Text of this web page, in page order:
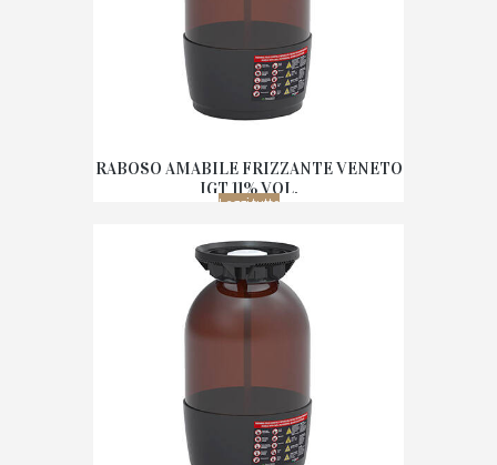
RABOSO AMABILE FRIZZANTE VENETO
IGT 11% VOL.
Leggi tutto